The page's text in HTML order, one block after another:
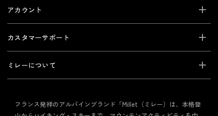
アカウント
カスタマーサポート
ミレーについて
フランス発祥のアルパインブランド「Millet（ミレー）は、本格登